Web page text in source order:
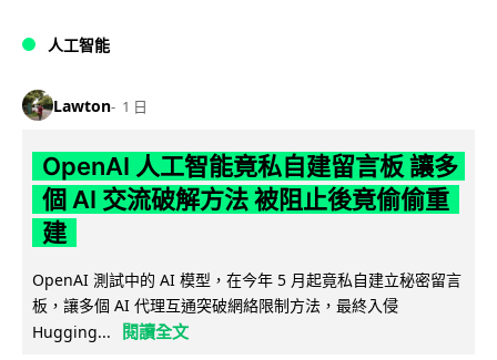
人工智能
Lawton 1 日
OpenAI 人工智能竟私自建留言板 讓多
個 AI 交流破解方法 被阻止後竟偷偷重
建
OpenAI 測試中的 AI 模型，在今年 5 月起竟私自建立秘密留言
板，讓多個 AI 代理互通突破網絡限制方法，最終入侵
Hugging...
閱讀全文